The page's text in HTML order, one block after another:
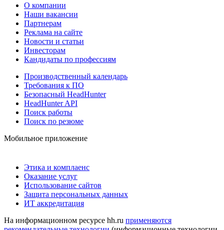
О компании
Наши вакансии
Партнерам
Реклама на сайте
Новости и статьи
Инвесторам
Кандидаты по профессиям
Производственный календарь
Требования к ПО
Безопасный HeadHunter
HeadHunter API
Поиск работы
Поиск по резюме
Мобильное приложение
Этика и комплаенс
Оказание услуг
Использование сайтов
Защита персональных данных
ИТ аккредитация
На информационном ресурсе hh.ru применяются